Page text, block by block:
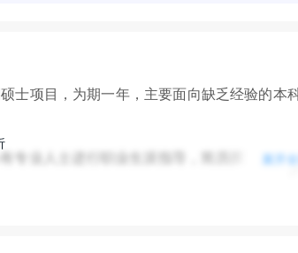
士项目，为期一年，主要面向缺乏经验的本
专业人士进行职业生涯指导，简历撰写，面
业后有进入咨询、金融、科技和快速消费品
展开